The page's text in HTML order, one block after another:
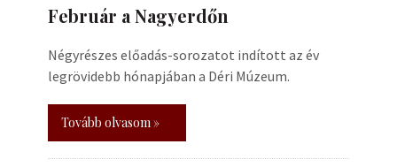
Február a Nagyerdőn
Négyrészes előadás-sorozatot indított az év
legrövidebb hónapjában a Déri Múzeum.
Tovább olvasom »